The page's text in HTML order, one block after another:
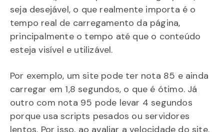
seja desejável, o que realmente importa é o
tempo real de carregamento da página,
principalmente o tempo até que o conteúdo
esteja visível e utilizável.
Por exemplo, um site pode ter nota 85 e ainda
carregar em 1,8 segundos, o que é ótimo. Já
outro com nota 95 pode levar 4 segundos
porque usa scripts pesados ou servidores
lentos. Por isso, ao avaliar a velocidade do site,